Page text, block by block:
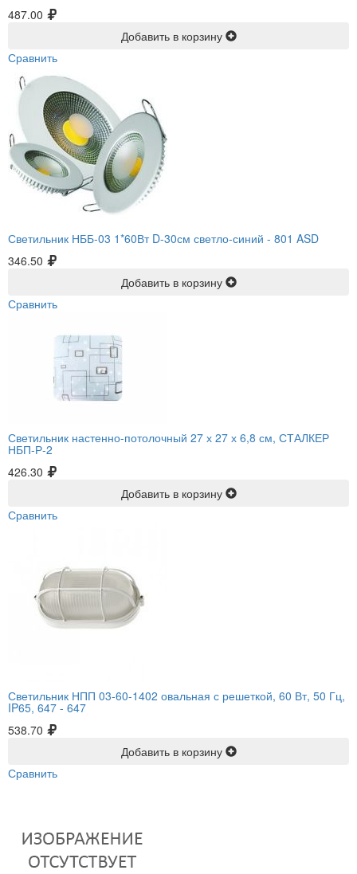
487.00
Добавить в корзину
Сравнить
Светильник НББ-03 1*60Вт D-30см светло-синий - 801 ASD
346.50
Добавить в корзину
Сравнить
Светильник настенно-потолочный 27 х 27 х 6,8 см, СТАЛКЕР
НБП-Р-2
426.30
Добавить в корзину
Сравнить
Светильник НПП 03-60-1402 овальная с решеткой, 60 Вт, 50 Гц,
IP65, 647 - 647
538.70
Добавить в корзину
Сравнить